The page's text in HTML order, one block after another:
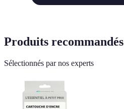
Produits recommandés
Sélectionnés par nos experts